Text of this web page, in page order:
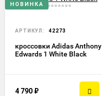
НОВИНКА
АРТИКУЛ: 42273
кроссовки Adidas Anthony
Edwards 1 White Black
4 790 ₽